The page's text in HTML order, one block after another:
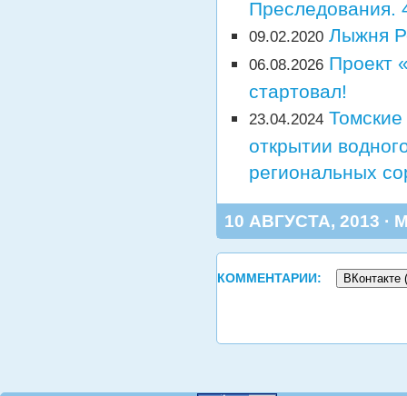
Преследования.
09.02.2020 Лыжня
06.08.2026 Проект
стартовал!
23.04.2024
открытии
региональных
10 АВГУСТА, 2013 ·
КОММЕНТАРИИ: ВКонтакте (